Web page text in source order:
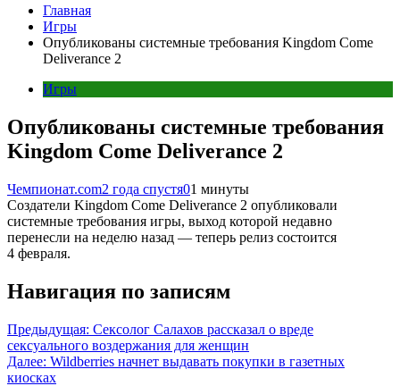
Главная
Игры
Опубликованы системные требования Kingdom Come
Deliverance 2
Игры
Опубликованы системные требования
Kingdom Come Deliverance 2
Чемпионат.com2 года спустя01 минуты
Создатели Kingdom Come Deliverance 2 опубликовали
системные требования игры, выход которой недавно
перенесли на неделю назад — теперь релиз состоится
4 февраля.
Навигация по записям
Предыдущая: Сексолог Салахов рассказал о вреде
сексуального воздержания для женщин
Далее: Wildberries начнет выдавать покупки в газетных
киосках